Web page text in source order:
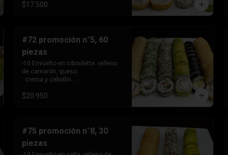
queso crema y cebollín. -10
-10 envuelto en sesamo relleno de
kanikama, queso crema
   y cebollín .
$17.500
#72 promoción n°5, 60
piezas
-10 Envuelto en ciboulette. relleno
de camarón, queso
  crema y cebollin.
salmón, queso crema y
  cebollin.
-10 Tempura, relleno de palmito
queso crema y ciboullete -
  10 Tempura, relleno de pollo,
$20.950
#75 promoción n°8, 30
piezas